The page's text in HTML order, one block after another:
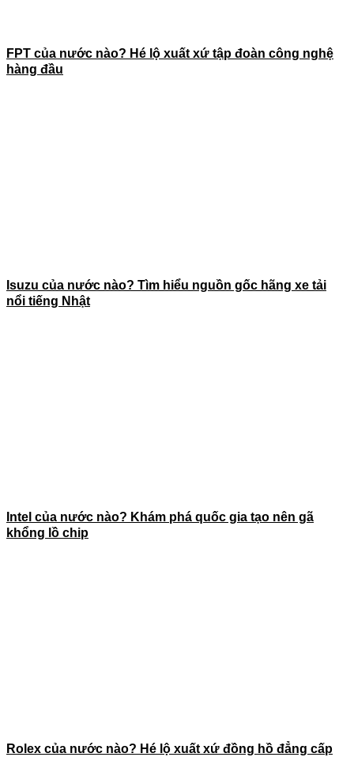
FPT của nước nào? Hé lộ xuất xứ tập đoàn công nghệ
hàng đầu
Isuzu của nước nào? Tìm hiểu nguồn gốc hãng xe tải
nổi tiếng Nhật
Intel của nước nào? Khám phá quốc gia tạo nên gã
khổng lồ chip
Rolex của nước nào? Hé lộ xuất xứ đồng hồ đẳng cấp